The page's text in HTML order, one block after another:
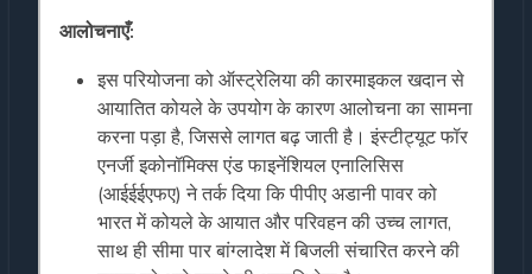
आलोचनाएँ:
इस परियोजना को ऑस्ट्रेलिया की कारमाइकल खदान से
आयातित कोयले के उपयोग के कारण आलोचना का सामना
करना पड़ा है, जिससे लागत बढ़ जाती है। इंस्टीट्यूट फॉर
एनर्जी इकोनॉमिक्स एंड फाइनेंशियल एनालिसिस
(आईईईएफए) ने तर्क दिया कि पीपीए अडानी पावर को
भारत में कोयले के आयात और परिवहन की उच्च लागत,
साथ ही सीमा पार बांग्लादेश में बिजली संचारित करने की